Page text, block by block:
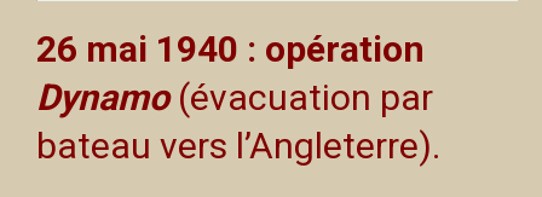
26 mai 1940 : opération
Dynamo (évacuation par
bateau vers l’Angleterre).